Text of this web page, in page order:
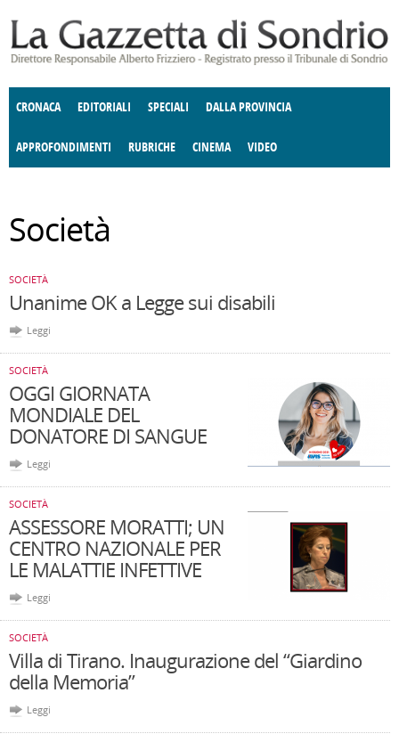
CRONACA EDITORIALI SPECIALI DALLA PROVINCIA
APPROFONDIMENTI
CULTURA E SPETTACOLI
RUBRICHE
DELLE IDEE FATTI DELLO SPIRITO
CINEMA VIDEO
Società
SOCIETÀ
Unanime OK a Legge sui disabili
Leggi
SOCIETÀ
OGGI GIORNATA
MONDIALE DEL
DONATORE DI SANGUE
Leggi
SOCIETÀ
ASSESSORE MORATTI; UN
CENTRO NAZIONALE PER
LE MALATTIE INFETTIVE
Leggi
SOCIETÀ
Villa di Tirano. Inaugurazione del “Giardino
della Memoria”
Leggi